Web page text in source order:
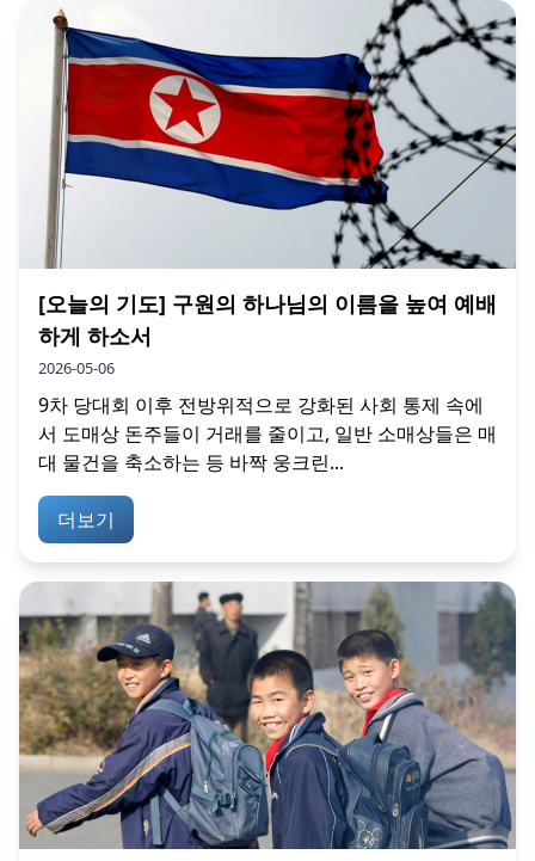
[오늘의 기도] 구원의 하나님의 이름을 높여 예배
하게 하소서
2026-05-06
9차 당대회 이후 전방위적으로 강화된 사회 통제 속에
서 도매상 돈주들이 거래를 줄이고, 일반 소매상들은 매
대 물건을 축소하는 등 바짝 웅크린...
더보기